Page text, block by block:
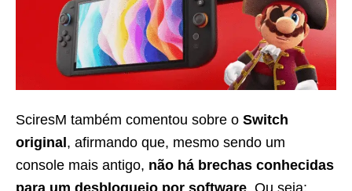
SciresM também comentou sobre o Switch
original, afirmando que, mesmo sendo um
console mais antigo, não há brechas conhecidas
para um desbloqueio por software. Ou seja: